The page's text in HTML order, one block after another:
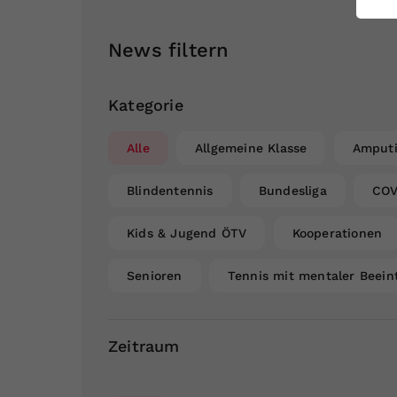
News filtern
Kategorie
Alle Allgemeine Klasse
Blindentennis Bundesliga
Kids & Jugend ÖTV Kooperationen
Senioren Tennis mit mentaler
Zeitraum